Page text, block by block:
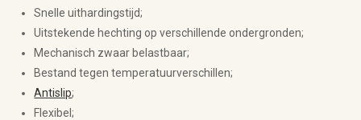
Snelle uithardingstijd;
Uitstekende hechting op verschillende ondergronden;
Mechanisch zwaar belastbaar;
Bestand tegen temperatuurverschillen;
Antislip;
Flexibel;